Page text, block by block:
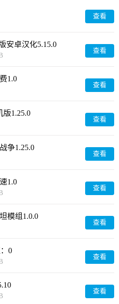
查看
安卓汉化5.15.0
查看
1.0
查看
版1.25.0
查看
争1.25.0
查看
1.0
查看
模组1.0.0
查看
0
查看
查看